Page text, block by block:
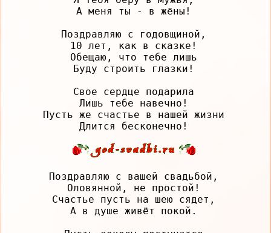
А меня ты - в жёны!
Поздравляю с годовщиной,
10 лет, как в сказке!
Обещаю, что тебе лишь
Буду строить глазки!
Свое сердце подарила
Лишь тебе навечно!
Пусть же счастье в нашей жизни
Поздравляю с вашей свадьбой,
Оловянной, не простой!
Счастье пусть на шею сядет,
А в душе живёт покой.